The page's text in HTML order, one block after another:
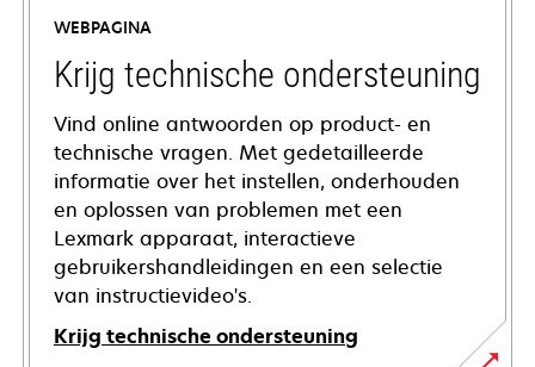
WEBPAGINA
Krijg technische ondersteuning
Vind online antwoorden op product- en
technische vragen. Met gedetailleerde
informatie over het instellen, onderhouden
en oplossen van problemen met een
Lexmark apparaat, interactieve
gebruikershandleidingen en een selectie
van instructievideo's.
Krijg technische ondersteuning